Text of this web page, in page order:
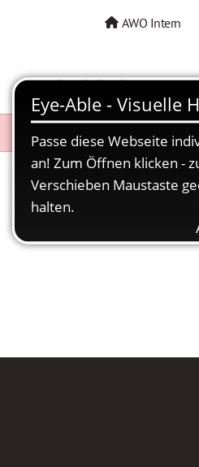
AWO Intern
AWO als Arbeitgeber